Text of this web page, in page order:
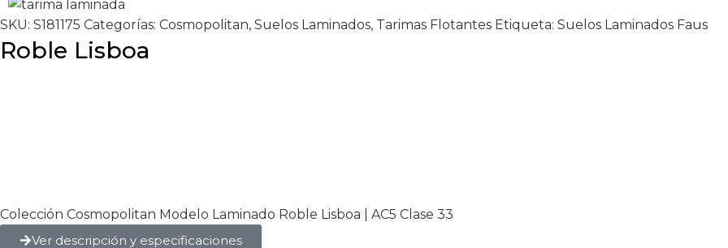
SKU: S181175 Categorías: Cosmopolitan, Suelos Laminados, Tarimas Flotantes Etiqueta: Suelos Laminados Faus
Roble Lisboa
Colección Cosmopolitan Modelo Laminado Roble Lisboa | AC5 Clase 33
Ver descripción y especificaciones